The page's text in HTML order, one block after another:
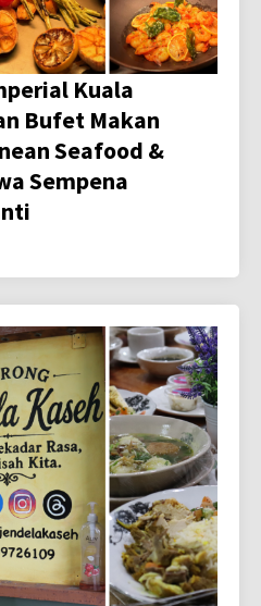
Kuala
Bufet Makan
Seafood &
Sempena